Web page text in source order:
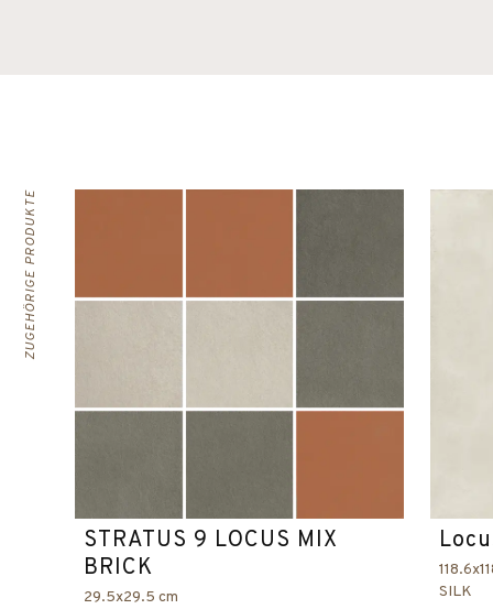
ZUGEHÖRIGE PRODUKTE
STRATUS 9 LOCUS MIX
BRICK
29.5x29.5 cm
SILK